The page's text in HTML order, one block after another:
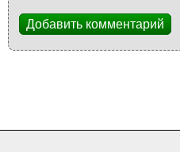
Добавить комментарий